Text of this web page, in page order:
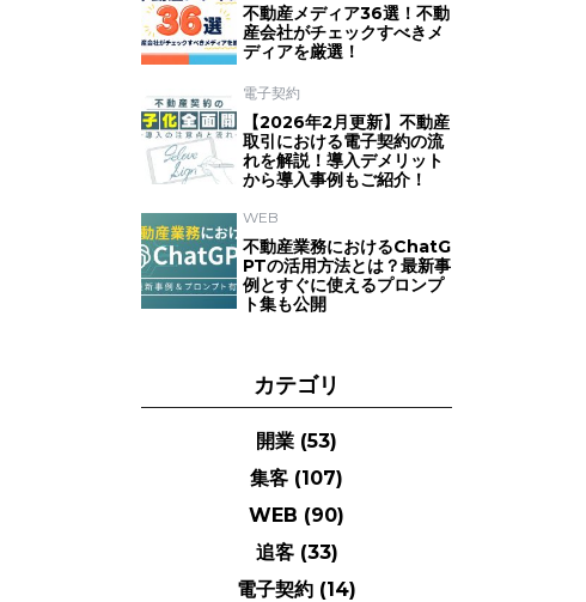
不動産メディア36選！不動
産会社がチェックすべきメ
ディアを厳選！
電子契約
【2026年2月更新】不動産
取引における電子契約の流
れを解説！導入デメリット
から導入事例もご紹介！
WEB
不動産業務におけるChatG
PTの活用方法とは？最新事
例とすぐに使えるプロンプ
ト集も公開
カテゴリ
開業 (53)
集客 (107)
WEB (90)
追客 (33)
電子契約 (14)